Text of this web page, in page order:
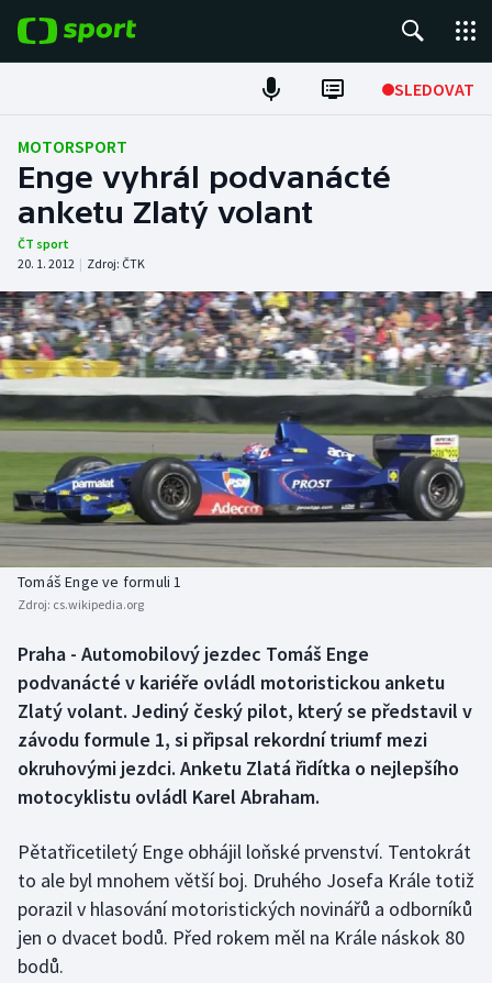
SLEDOVAT
Fotbal
Hokej
Tenis
Atletika
Cyklistika
DALŠÍ SPORTY
Americký fotbal
Baseball a softbal
Basketbal
Biatlon
Boby a skeleton
Box
Curling
Florbal
Futsal
NEPŘEHLÉDNĚTE
Soutěže
Historické návraty
Aplikace ČT sport
AZ kvíz
MOTORSPORT
Enge vyhrál podvanácté
anketu Zlatý volant
ČT sport
20. 1. 2012 | Zdroj: ČTK
Tomáš Enge ve formuli 1
Zdroj: cs.wikipedia.org
Praha - Automobilový jezdec Tomáš Enge
podvanácté v kariéře ovládl motoristickou anketu
Zlatý volant. Jediný český pilot, který se představil v
závodu formule 1, si připsal rekordní triumf mezi
okruhovými jezdci. Anketu Zlatá řidítka o nejlepšího
motocyklistu ovládl Karel Abraham.
Pětatřicetiletý Enge obhájil loňské prvenství. Tentokrát
to ale byl mnohem větší boj. Druhého Josefa Krále totiž
porazil v hlasování motoristických novinářů a odborníků
jen o dvacet bodů. Před rokem měl na Krále náskok 80
bodů.